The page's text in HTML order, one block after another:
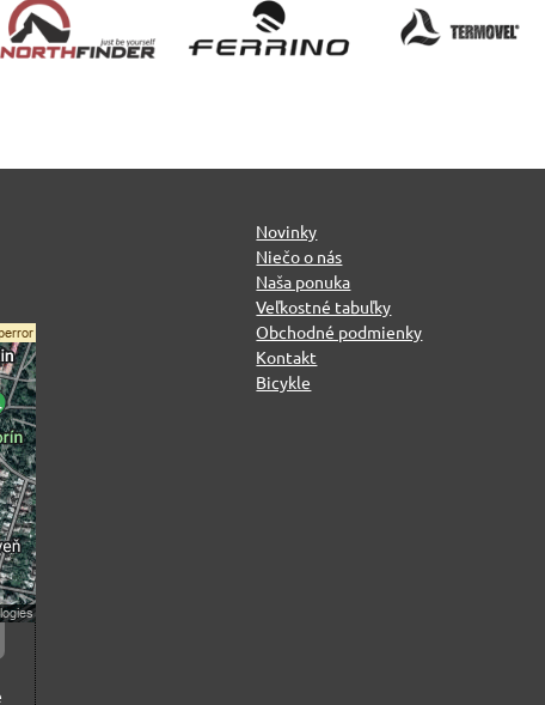
Novinky
Niečo o nás
Naša ponuka
Veľkostné tabuľky
Obchodné podmienky
Kontakt
Bicykle